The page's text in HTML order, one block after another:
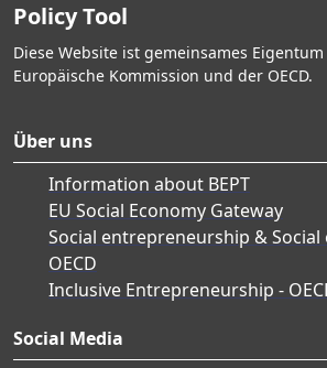
Policy Tool
Diese Website ist gemeinsames
Europäische Kommission und der OECD.
Über uns
Information about BEPT
EU Social Economy Gateway
Social entrepreneurship &
OECD
Inclusive Entrepreneurship -
Social Media